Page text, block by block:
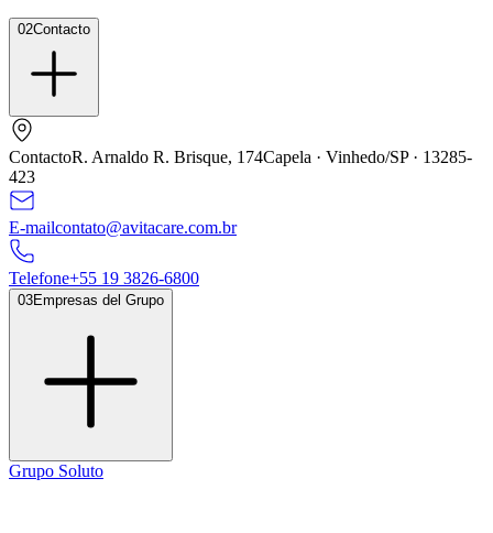
02Contacto
ContactoR. Arnaldo R. Brisque, 174Capela · Vinhedo/SP · 13285-
423
E-mailcontato@avitacare.com.br
Telefone+55 19 3826-6800
03Empresas del Grupo
Grupo Soluto